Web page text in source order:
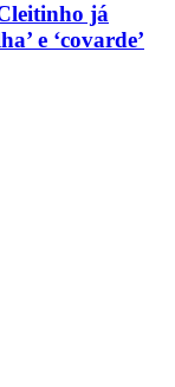
já
e ‘covarde’